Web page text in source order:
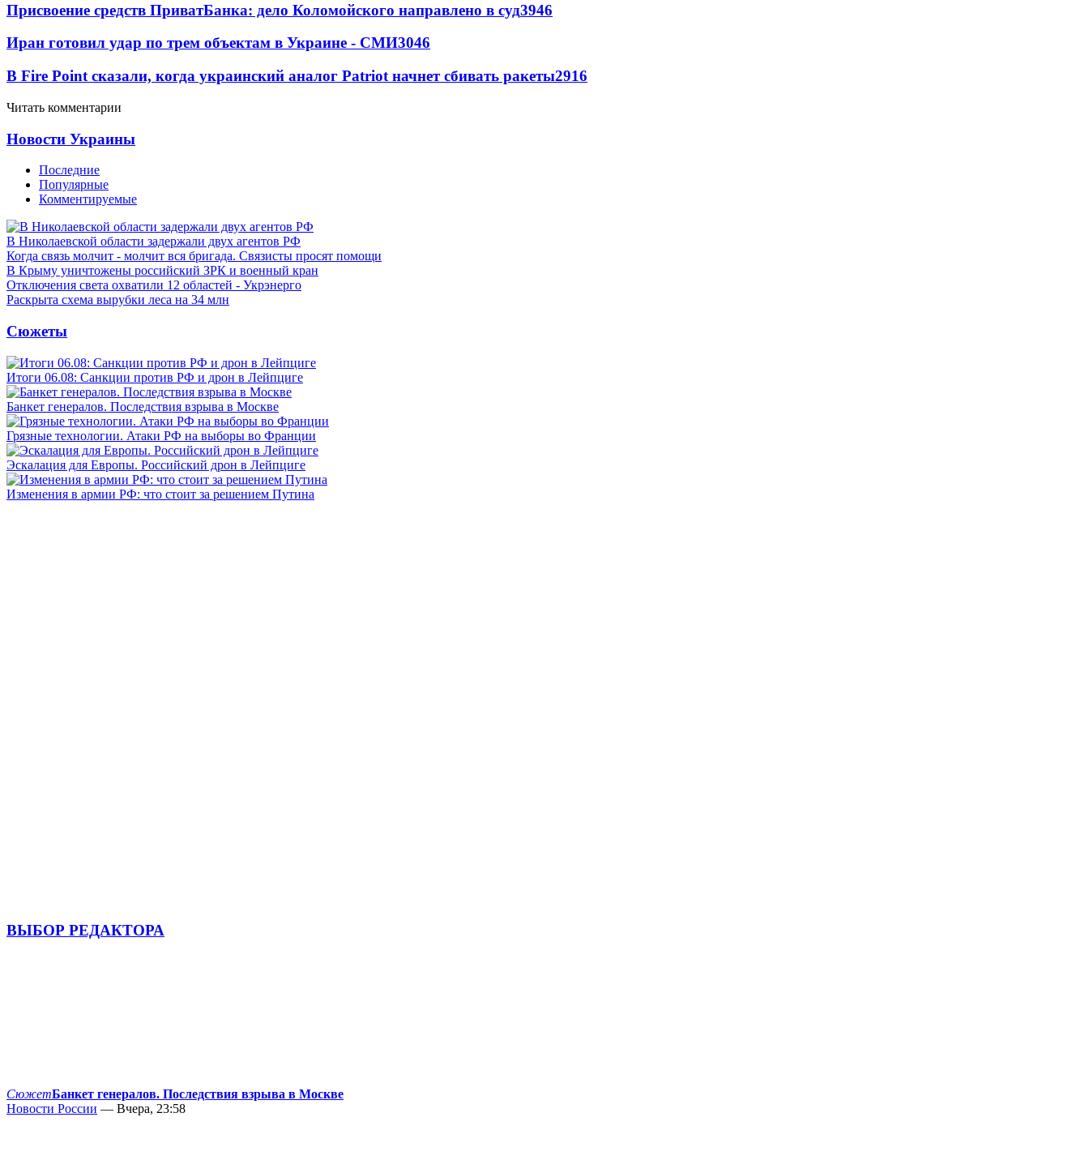
Присвоение средств ПриватБанка: дело Коломойского направлено в суд3946
Иран готовил удар по трем объектам в Украине - СМИ3046
В Fire Point сказали, когда украинский аналог Patriot начнет сбивать ракеты2916
Читать комментарии
Новости Украины
Последние
Популярные
Комментируемые
В Николаевской области задержали двух агентов РФ
Когда связь молчит - молчит вся бригада. Связисты просят помощи
В Крыму уничтожены российский ЗРК и военный кран
Отключения света охватили 12 областей - Укрэнерго
Раскрыта схема вырубки леса на 34 млн
Сюжеты
Итоги 06.08: Санкции против РФ и дрон в Лейпциге
Банкет генералов. Последствия взрыва в Москве
Грязные технологии. Атаки РФ на выборы во Франции
Эскалация для Европы. Российский дрон в Лейпциге
Изменения в армии РФ: что стоит за решением Путина
ВЫБОР РЕДАКТОРА
СюжетБанкет генералов. Последствия взрыва в Москве
Новости России — Вчера, 23:58